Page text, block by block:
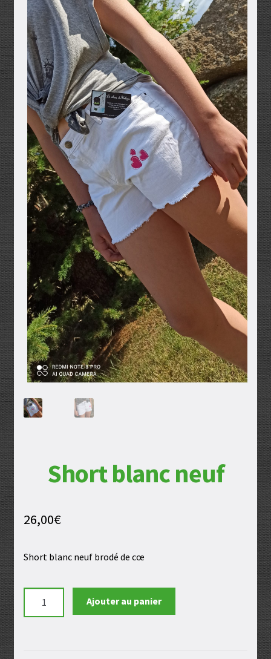
Mentions légales
Mon compte
Panier
Politique de confidentialité
Validation de la commande
Short blanc neuf
26,00€
Short blanc neuf brodé de cœ
Ajouter au panier